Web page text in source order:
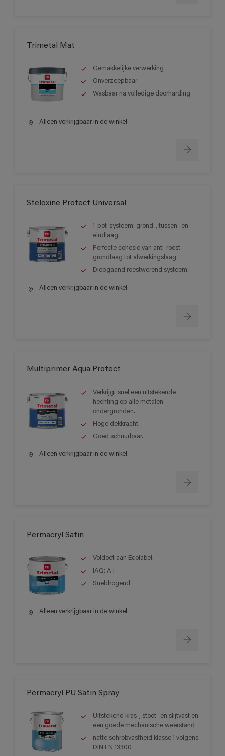
Trimetal Mat
Gemakkelijke verwerking
Onverzeepbaar
Wasbaar na volledige doorharding
Alleen verkrijgbaar in de winkel
Steloxine Protect Universal
1-pot-systeem: grond-, tussen- en
eindlaag.
Perfecte cohesie van anti-roest
grondlaag tot afwerkingslaag.
Diepgaand roestwerend systeem.
Alleen verkrijgbaar in de winkel
Multiprimer Aqua Protect
Verkrijgt snel een uitstekende
hechting op alle metalen
ondergronden.
Hoge dekkracht.
Goed schuurbaar.
Alleen verkrijgbaar in de winkel
Permacryl Satin
Voldoet aan Ecolabel.
IAQ: A+
Sneldrogend
Alleen verkrijgbaar in de winkel
Permacryl PU Satin Spray
Uitstekend kras-, stoot- en slijtvast en
een goede mechanische weerstand
natte schrobvastheid klasse 1 volgens
DIN EN 13300